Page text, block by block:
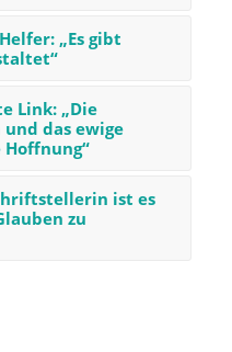
„Es gibt
Link: „Die
das ewige
Hoffnung“
ist es
zu